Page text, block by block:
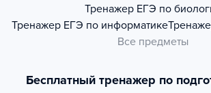
Тренажер ЕГЭ по
Тренажер ЕГЭ по информатике
Все предметы
Бесплатный тренажер по